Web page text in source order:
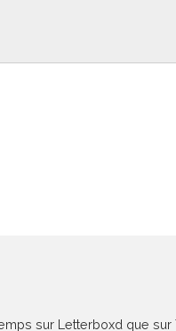
sur Letterboxd que sur